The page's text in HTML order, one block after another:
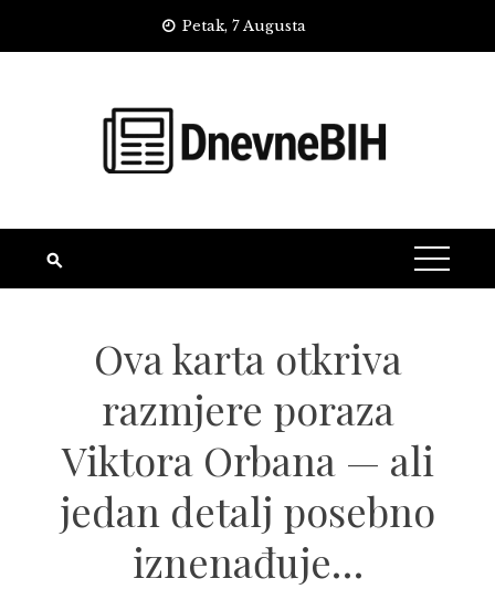
Petak, 7 Augusta
Ova karta otkriva
razmjere poraza
Viktora Orbana — ali
jedan detalj posebno
iznenađuje…